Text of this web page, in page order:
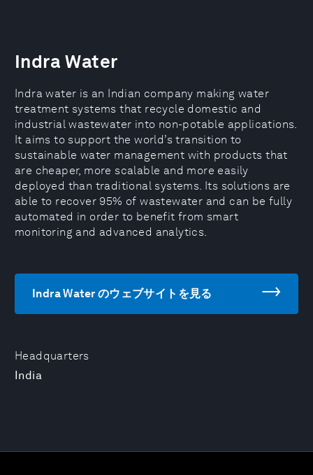
Headquarters
India
Indra Water
Indra water is an Indian company making water
treatment systems that recycle domestic and
industrial wastewater into non-potable applications.
It aims to support the world’s transition to
sustainable water management with products that
are cheaper, more scalable and more easily
deployed than traditional systems. Its solutions are
able to recover 95% of wastewater and can be fully
automated in order to benefit from smart
monitoring and advanced analytics.
Indra Water のウェブサイトを見る